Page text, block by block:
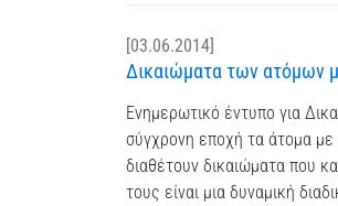
[03.06.2014]
Δικαιώματα των ατόμων
Ενημερωτικό έντυπο για
σύγχρονη εποχή τα άτομα με
διαθέτουν δικαιώματα που
τους είναι μια δυναμική